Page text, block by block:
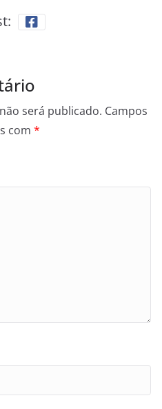
será publicado. Campos
com *